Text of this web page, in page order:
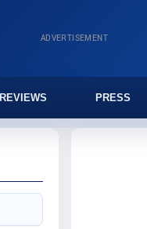
ADVERTISEMENT
REVIEWS PRESS